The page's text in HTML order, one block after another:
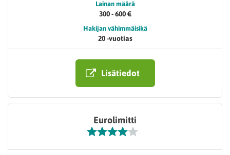
Lainan määrä
300 - 600 €
Hakijan vähimmäisikä
20 -vuotias
Lisätiedot
Eurolimitti